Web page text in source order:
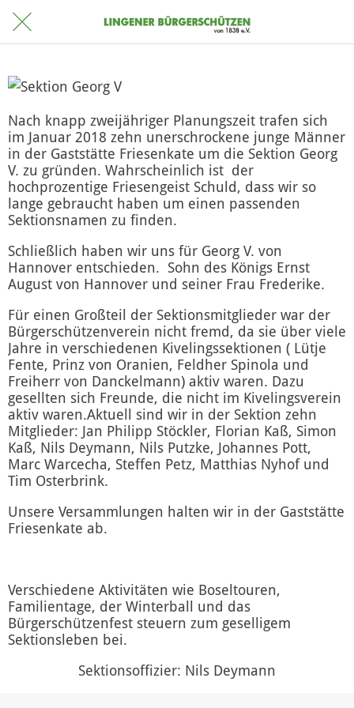
Nach knapp zweijähriger Planungszeit trafen sich
im Januar 2018 zehn unerschrockene junge Männer
in der Gaststätte Friesenkate um die Sektion Georg
V. zu gründen. Wahrscheinlich ist der
hochprozentige Friesengeist Schuld, dass wir so
lange gebraucht haben um einen passenden
Sektionsnamen zu finden.
Schließlich haben wir uns für Georg V. von
Hannover entschieden. Sohn des Königs Ernst
August von Hannover und seiner Frau Frederike.
Für einen Großteil der Sektionsmitglieder war der
Bürgerschützenverein nicht fremd, da sie über viele
Jahre in verschiedenen Kivelingssektionen ( Lütje
Fente, Prinz von Oranien, Feldher Spinola und
Freiherr von Danckelmann) aktiv waren. Dazu
gesellten sich Freunde, die nicht im Kivelingsverein
aktiv waren.Aktuell sind wir in der Sektion zehn
Mitglieder: Jan Philipp Stöckler, Florian Kaß, Simon
Kaß, Nils Deymann, Nils Putzke, Johannes Pott,
Marc Warcecha, Steffen Petz, Matthias Nyhof und
Tim Osterbrink.
Unsere Versammlungen halten wir in der Gaststätte
Friesenkate ab.
Verschiedene Aktivitäten wie Boseltouren,
Familientage, der Winterball und das
Bürgerschützenfest steuern zum geselligem
Sektionsleben bei.
Sektionsoffizier: Nils Deymann